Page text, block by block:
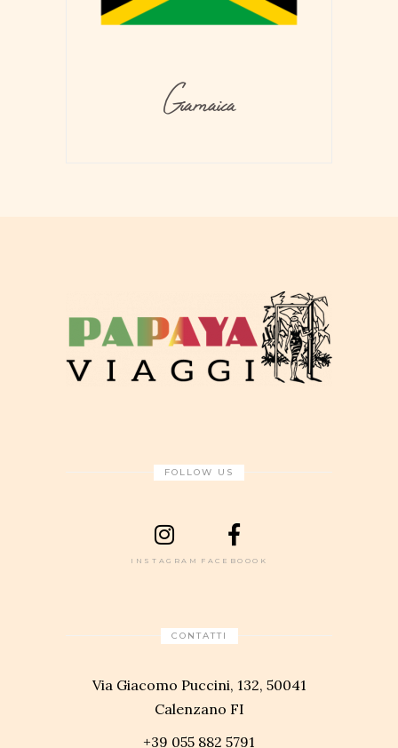
Giamaica
FOLLOW US
INSTAGRAM FACEBOOOK
CONTATTI
Via Giacomo Puccini, 132, 50041
Calenzano FI
+39 055 882 5791